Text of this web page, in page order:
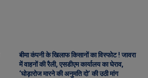
बीमा कंपनी के खिलाफ किसानों का विस्फोट ! जावरा
में वाहनों की रैली, एसडीएम कार्यालय का घेराव,
‘घोड़ारोज मारने की अनुमति दो’ की उठी मांग